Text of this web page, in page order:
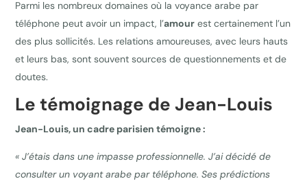
Parmi les nombreux domaines où la voyance arabe par
téléphone peut avoir un impact, l’amour est certainement l’un
des plus sollicités. Les relations amoureuses, avec leurs hauts
et leurs bas, sont souvent sources de questionnements et de
doutes.
Le témoignage de Jean-Louis
Jean-Louis, un cadre parisien témoigne :
« J’étais dans une impasse professionnelle. J’ai décidé de
consulter un voyant arabe par téléphone. Ses prédictions